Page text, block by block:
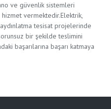
ve güvenlik sistemleri
vermektedir.Elektrik,
tesisat projelerinde
bir şekilde teslimini
başarılarına başarı katmaya